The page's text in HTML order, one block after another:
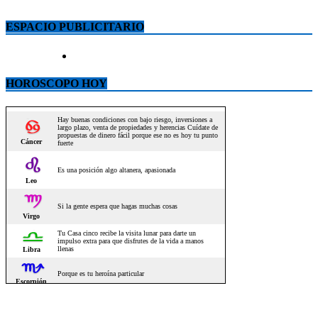
ESPACIO PUBLICITARIO
HOROSCOPO HOY